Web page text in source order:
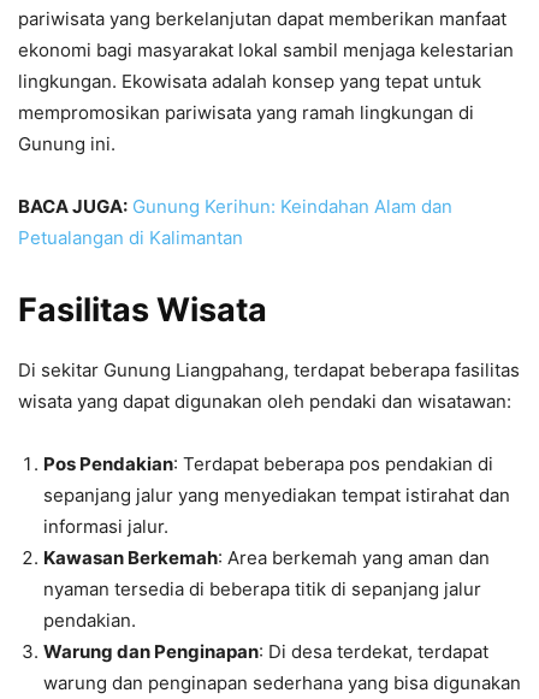
pariwisata yang berkelanjutan dapat memberikan manfaat
ekonomi bagi masyarakat lokal sambil menjaga kelestarian
lingkungan. Ekowisata adalah konsep yang tepat untuk
mempromosikan pariwisata yang ramah lingkungan di
Gunung ini.
BACA JUGA: Gunung Kerihun: Keindahan Alam dan
Petualangan di Kalimantan
Fasilitas Wisata
Di sekitar Gunung Liangpahang, terdapat beberapa fasilitas
wisata yang dapat digunakan oleh pendaki dan wisatawan:
Pos Pendakian: Terdapat beberapa pos pendakian di
sepanjang jalur yang menyediakan tempat istirahat dan
informasi jalur.
Kawasan Berkemah: Area berkemah yang aman dan
nyaman tersedia di beberapa titik di sepanjang jalur
pendakian.
Warung dan Penginapan: Di desa terdekat, terdapat
warung dan penginapan sederhana yang bisa digunakan